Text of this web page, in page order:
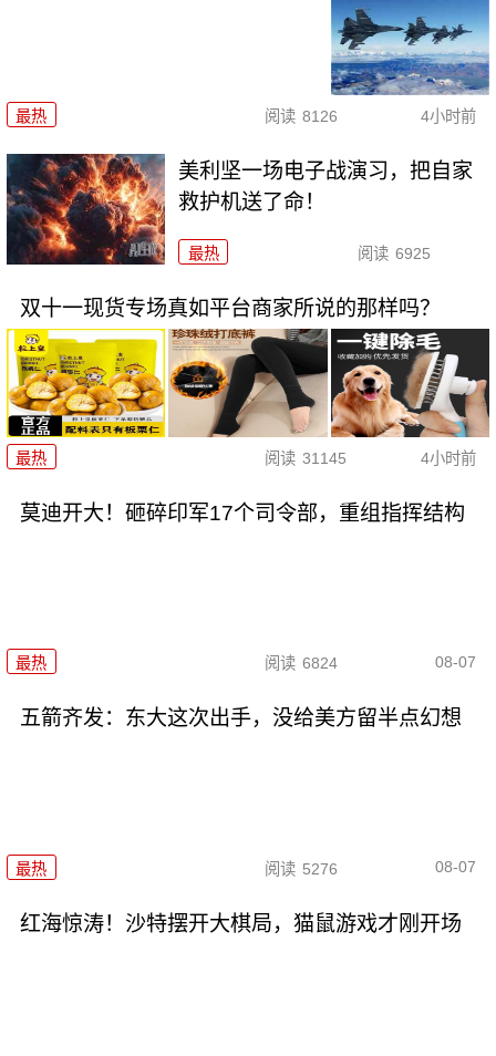
最热 阅读 8126 4小时前
美利坚一场电子战演习，把自家
救护机送了命！
最热 阅读 6925
双十一现货专场真如平台商家所说的那样吗？
最热 阅读 31145 4小时前
莫迪开大！砸碎印军17个司令部，重组指挥结构
最热 阅读 6824 08-07
五箭齐发：东大这次出手，没给美方留半点幻想
最热 阅读 5276 08-07
红海惊涛！沙特摆开大棋局，猫鼠游戏才刚开场